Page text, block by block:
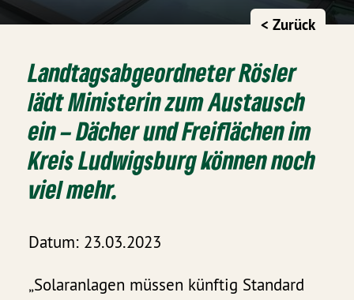
< Zurück
Landtagsabgeordneter Rösler
lädt Ministerin zum Austausch
ein – Dächer und Freiflächen im
Kreis Ludwigsburg können noch
viel mehr.
Datum: 23.03.2023
„Solaranlagen müssen künftig Standard